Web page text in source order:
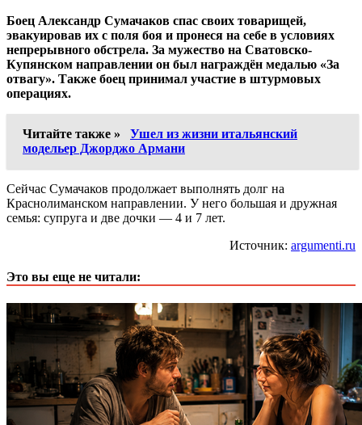
Боец Александр Сумачаков спас своих товарищей,
эвакуировав их с поля боя и пронеся на себе в условиях
непрерывного обстрела. За мужество на Сватовско-
Купянском направлении он был награждён медалью «За
отвагу». Также боец принимал участие в штурмовых
операциях.
Читайте также »
Ушел из жизни итальянский
модельер Джорджо Армани
Сейчас Сумачаков продолжает выполнять долг на
Краснолиманском направлении. У него большая и дружная
семья: супруга и две дочки — 4 и 7 лет.
Источник: argumenti.ru
Это вы еще не читали: